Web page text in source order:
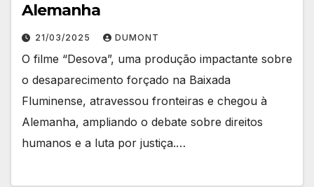
Alemanha
21/03/2025 DUMONT
O filme “Desova”, uma produção impactante sobre
o desaparecimento forçado na Baixada
Fluminense, atravessou fronteiras e chegou à
Alemanha, ampliando o debate sobre direitos
humanos e a luta por justiça.…